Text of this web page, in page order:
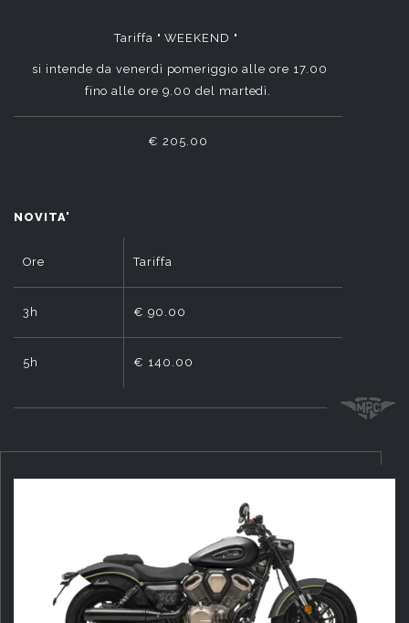
Tariffa " WEEKEND "
si intende da venerdì pomeriggio alle ore 17.00
fino alle ore 9.00 del martedì.
€ 205.00
NOVITA'
Ore Tariffa
3h € 90.00
5h € 140.00